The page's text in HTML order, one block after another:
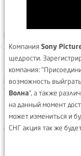
Компания Sony
щедрости.
компания:
возможность
Волна", а также
на данный момент
может измениться и
СНГ акция так же